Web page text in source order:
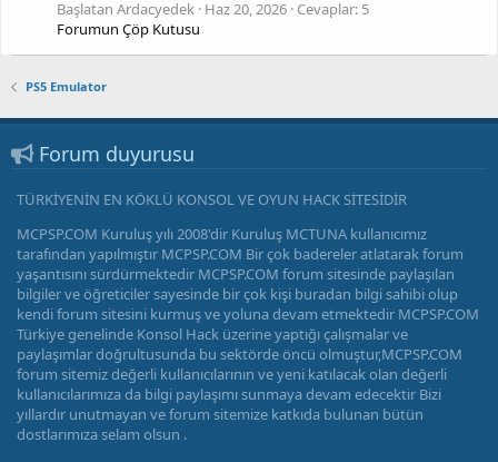
Başlatan Ardacyedek Haz 20, 2026 Cevaplar: 5
Forumun Çöp Kutusu
PS5 Emulator
Forum duyurusu
TÜRKİYENİN EN KÖKLÜ KONSOL VE OYUN HACK SİTESİDİR
MCPSP.COM Kuruluş yılı 2008'dir Kuruluş MCTUNA kullanıcımız
tarafından yapılmıştır MCPSP.COM Bir çok badereler atlatarak forum
yaşantısını sürdürmektedir MCPSP.COM forum sitesinde paylaşılan
bilgiler ve öğreticiler sayesinde bir çok kişi buradan bilgi sahibi olup
kendi forum sitesini kurmuş ve yoluna devam etmektedir MCPSP.COM
Türkiye genelinde Konsol Hack üzerine yaptığı çalışmalar ve
paylaşımlar doğrultusunda bu sektörde öncü olmuştur,MCPSP.COM
forum sitemiz değerli kullanıcılarının ve yeni katılacak olan değerli
kullanıcılarımıza da bilgi paylaşımı sunmaya devam edecektir Bizi
yıllardır unutmayan ve forum sitemize katkıda bulunan bütün
dostlarımıza selam olsun .